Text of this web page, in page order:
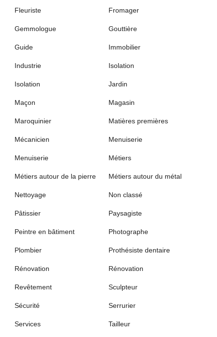
Fleuriste Fromager
Gemmologue Gouttière
Guide Immobilier
Industrie Isolation
Isolation Jardin
Maçon Magasin
Maroquinier Matières premières
Mécanicien Menuiserie
Menuiserie Métiers
Métiers autour de la pierre Métiers autour du métal
Nettoyage Non classé
Pâtissier Paysagiste
Peintre en bâtiment Photographe
Plombier Prothésiste dentaire
Rénovation Rénovation
Revêtement Sculpteur
Sécurité Serrurier
Services Tailleur